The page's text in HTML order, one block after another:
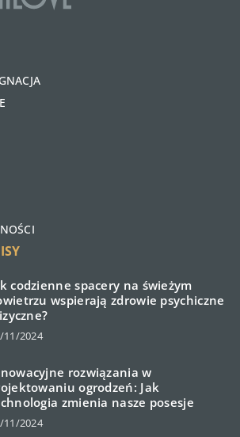
codzienne spacery na świeżym
wspierają zdrowie psychiczne
11/2024
rozwiązania w
ogrodzeń: Jak
zmienia nasze posesje
11/2024